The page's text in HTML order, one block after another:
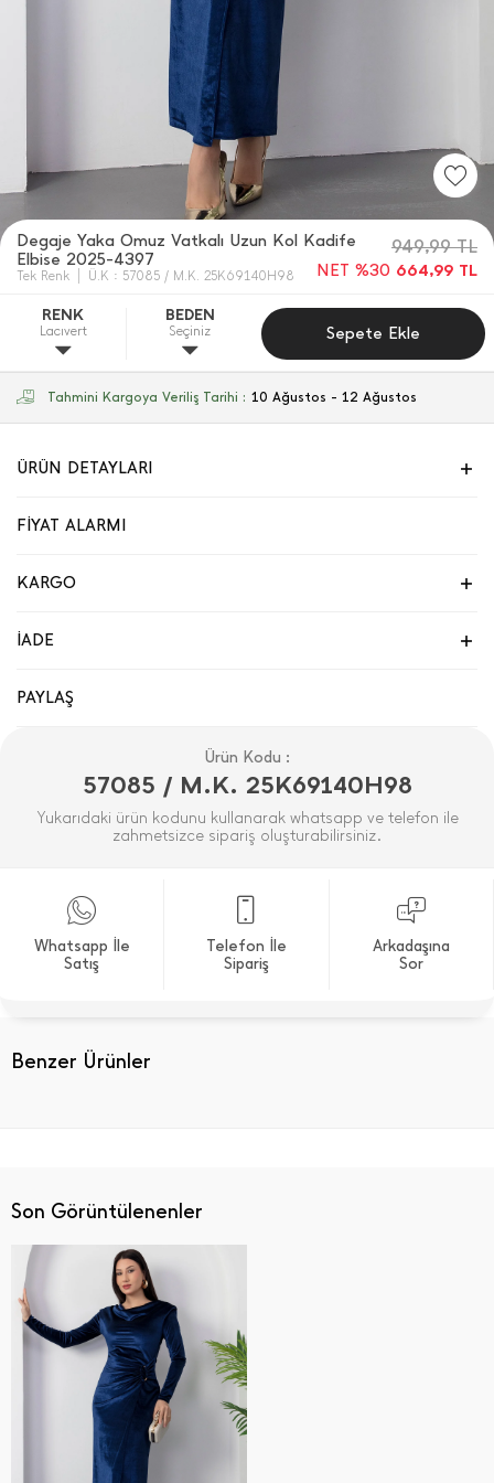
Degaje Yaka Omuz Vatkalı Uzun Kol Kadife
Elbise 2025-4397
Tek Renk Ü.K : 57085 / M.K. 25K69140H98 NET %30 664,99 TL
949,99TL
RENK
Lacıvert
BEDEN
Seçiniz Sepete Ekle
Tahmini Kargoya Veriliş Tarihi : 10 Ağustos - 12 Ağustos
ÜRÜN DETAYLARI
FİYAT ALARMI
KARGO
İADE
PAYLAŞ
Ürün Kodu :
57085 / M.K. 25K69140H98
Yukarıdaki ürün kodunu kullanarak whatsapp ve telefon ile
zahmetsizce sipariş oluşturabilirsiniz.
Whatsapp İle
Satış
Telefon İle
Sipariş
Arkadaşına
Sor
Benzer Ürünler
Son Görüntülenenler